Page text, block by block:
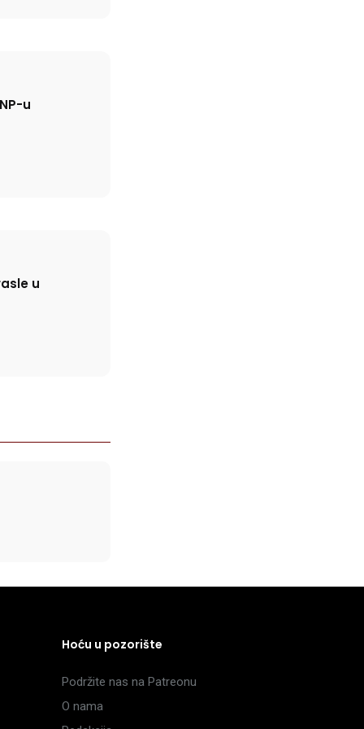
u
u
Hoću u pozorište
Podržite nas na Patreonu
O nama